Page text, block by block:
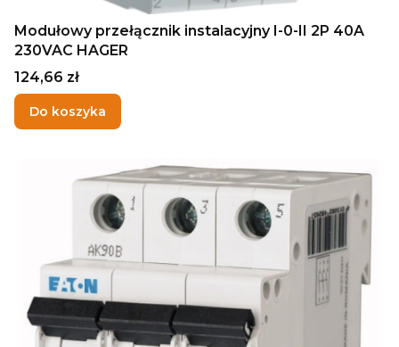
Modułowy przełącznik instalacyjny I-0-II 2P 40A
230VAC HAGER
Cena
124,66 zł
Do koszyka